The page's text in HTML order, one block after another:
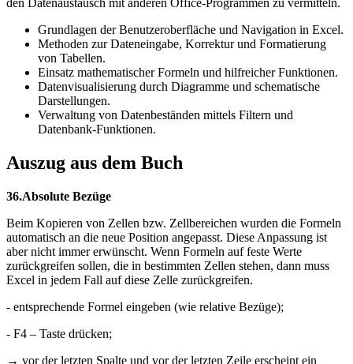
den Datenaustausch mit anderen Office-Programmen zu vermitteln.
Grundlagen der Benutzeroberfläche und Navigation in Excel.
Methoden zur Dateneingabe, Korrektur und Formatierung
von Tabellen.
Einsatz mathematischer Formeln und hilfreicher Funktionen.
Datenvisualisierung durch Diagramme und schematische
Darstellungen.
Verwaltung von Datenbeständen mittels Filtern und
Datenbank-Funktionen.
Auszug aus dem Buch
36.Absolute Bezüge
Beim Kopieren von Zellen bzw. Zellbereichen wurden die Formeln
automatisch an die neue Position angepasst. Diese Anpassung ist
aber nicht immer erwünscht. Wenn Formeln auf feste Werte
zurückgreifen sollen, die in bestimmten Zellen stehen, dann muss
Excel in jedem Fall auf diese Zelle zurückgreifen.
- entsprechende Formel eingeben (wie relative Bezüge);
- F4 – Taste drücken;
→ vor der letzten Spalte und vor der letzten Zeile erscheint ein